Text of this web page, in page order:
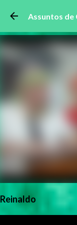
Assuntos de
Reinaldo